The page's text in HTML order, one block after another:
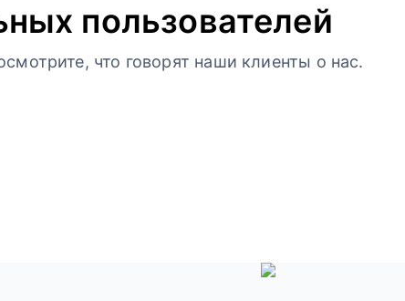
пользователей
что говорят наши клиенты о нас.